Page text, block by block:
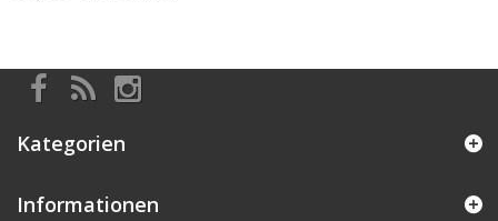
Kategorien
Informationen